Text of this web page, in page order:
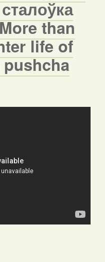
than
life of
pushcha